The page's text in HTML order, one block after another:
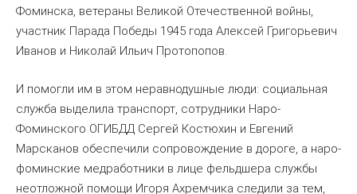
Фоминска, ветераны Великой Отечественной войны,
участник Парада Победы 1945 года Алексей Григорьевич
Иванов и Николай Ильич Протопопов.
И помогли им в этом неравнодушные люди: социальная
служба выделила транспорт, сотрудники Наро-
Фоминского ОГИБДД Сергей Костюхин и Евгений
Марсканов обеспечили сопровождение в дороге, а наро-
фоминские медработники в лице фельдшера службы
неотложной помощи Игоря Ахремчика следили за тем,